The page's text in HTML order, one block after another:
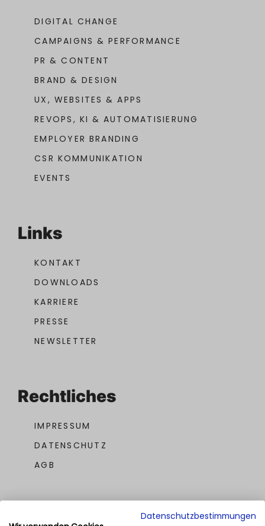
DIGITAL CHANGE
CAMPAIGNS & PERFORMANCE
PR & CONTENT
BRAND & DESIGN
UX, WEBSITES & APPS
REVOPS, KI & AUTOMATISIERUNG
EMPLOYER BRANDING
CSR KOMMUNIKATION
EVENTS
Links
KONTAKT
DOWNLOADS
KARRIERE
PRESSE
NEWSLETTER
Rechtliches
IMPRESSUM
DATENSCHUTZ
AGB
Datenschutzbestimmungen